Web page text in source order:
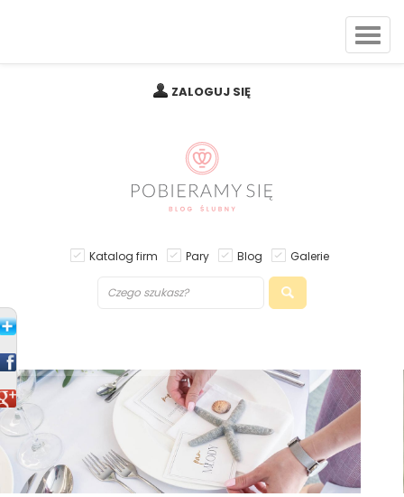
ZALOGUJ SIĘ
Katalog firm Pary Blog Galerie